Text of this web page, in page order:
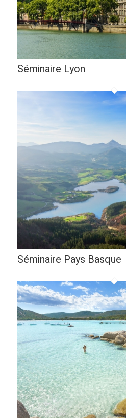
Séminaire Lyon
Séminaire Pays Basque